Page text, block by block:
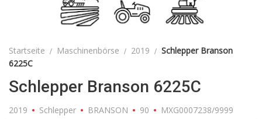
Startseite Maschinenbörse 2019
Schlepper Branson
6225C
Schlepper Branson 6225C
2019 Schlepper BRANSON 90 MXG0007238/9999